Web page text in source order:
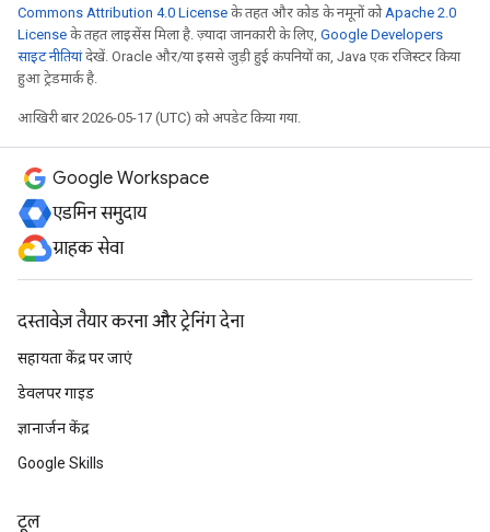
Commons Attribution 4.0 License के तहत और कोड के नमूनों कोApache 2.0
License के तहत लाइसेंस मिला है. ज़्यादा जानकारी के लिए, Google Developers
साइट नीतियांदेखें. Oracle और/या इससे जुड़ी हुई कंपनियों का, Java एक रजिस्टर किया
हुआ ट्रेडमार्क है.
आखिरी बार 2026-05-17 (UTC) को अपडेट किया गया.
Google Workspace
एडमिन समुदाय
ग्राहक सेवा
दस्तावेज़ तैयार करना और ट्रेनिंग देना
सहायता केंद्र पर जाएं
डेवलपर गाइड
ज्ञानार्जन केंद्र
Google Skills
टूल